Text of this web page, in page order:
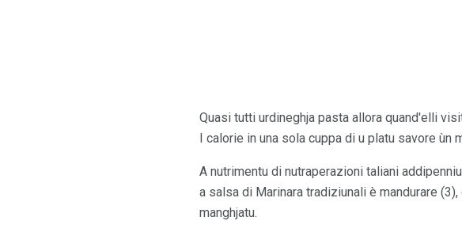
Quasi tutti urdineghja pasta allora quand'elli
I calorie in una sola cuppa di u platu savore ùn
A nutrimentu di nutraperazioni taliani
a salsa di Marinara tradiziunali è mandurare
manghjatu.